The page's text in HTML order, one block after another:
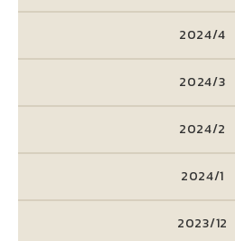
2024/4
2024/3
2024/2
2024/1
2023/12